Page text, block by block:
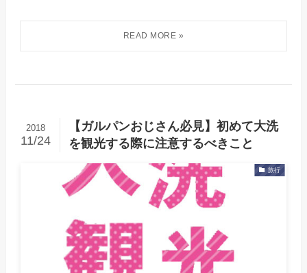
【ガルパンおじさん必見】初めて大洗
を観光する際に注意するべきこと
2018
11/24
旅行